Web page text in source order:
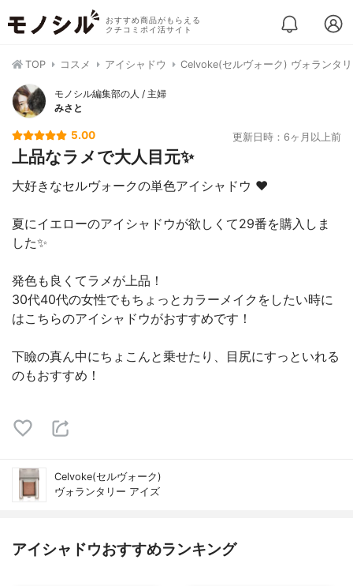
おすすめ商品がもらえる
クチコミポイ活サイト
TOP コスメ アイシャドウ Celvoke(セルヴォーク) ヴォランタ
モノシル編集部の人 / 主婦
みさと
5.00 更新日時：6ヶ月以上前
上品なラメで大人目元✨
大好きなセルヴォークの単色アイシャドウ ❤️
夏にイエローのアイシャドウが欲しくて29番を購入しま
した✨
発色も良くてラメが上品！
30代40代の女性でもちょっとカラーメイクをしたい時に
はこちらのアイシャドウがおすすめです！
下瞼の真ん中にちょこんと乗せたり、目尻にすっといれる
のもおすすめ！
Celvoke(セルヴォーク)
ヴォランタリー アイズ
アイシャドウおすすめランキング